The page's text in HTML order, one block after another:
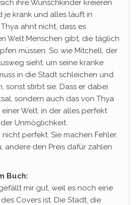
ihre Wunschkinder kreieren
je krank und alles läuft in
ahnt nicht, dass es
Welt Menschen gibt, die täglich
müssen. So wie Mitchell, der
sieht, um seine kranke
in die Stadt schleichen und
sonst stirbt sie. Dass er dabei
sondern auch das von Thya
Welt, in der alles perfekt
Unmöglichkeit.
perfekt. Sie machen Fehler.
andere den Preis dafür zahlen
Buch:
mir gut, weil es noch eine
Covers ist. Die Stadt, die